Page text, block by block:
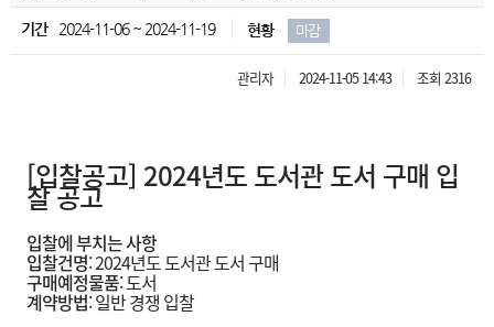
기간 2024-11-06 ~ 2024-11-19 현황 마감
관리자 2024-11-05 14:43 조회 2316
[입찰공고] 2024년도 도서관 도서 구매 입
찰 공고
입찰에 부치는 사항
입찰건명: 2024년도 도서관 도서 구매
구매예정물품: 도서
계약방법: 일반 경쟁 입찰